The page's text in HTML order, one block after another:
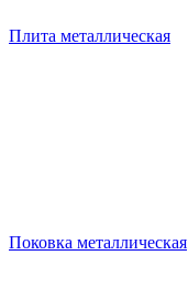
Плита металлическая
Поковка металлическая